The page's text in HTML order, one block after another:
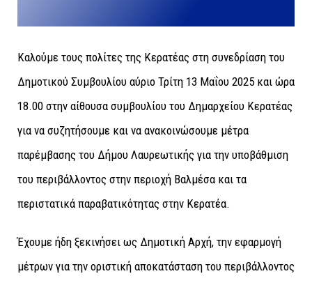
Καλούμε τους πολίτες της Κερατέας στη συνεδρίαση του
Δημοτικού Συμβουλίου αύριο Τρίτη 13 Μαΐου 2025 και ώρα
18.00 στην αίθουσα συμβουλίου του Δημαρχείου Κερατέας
για να συζητήσουμε και να ανακοινώσουμε μέτρα
παρέμβασης του Δήμου Λαυρεωτικής για την υποβάθμιση
του περιβάλλοντος στην περιοχή Βαλμέσα και τα
περιστατικά παραβατικότητας στην Κερατέα.
Έχουμε ήδη ξεκινήσει ως Δημοτική Αρχή, την εφαρμογή
μέτρων για την οριστική αποκατάσταση του περιβάλλοντος